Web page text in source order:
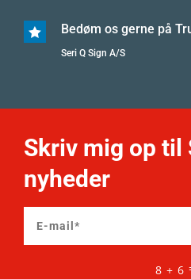
 Bedøm os gerne på
Seri Q Sign A/S
Skriv mig op til
nyheder
8 + 6